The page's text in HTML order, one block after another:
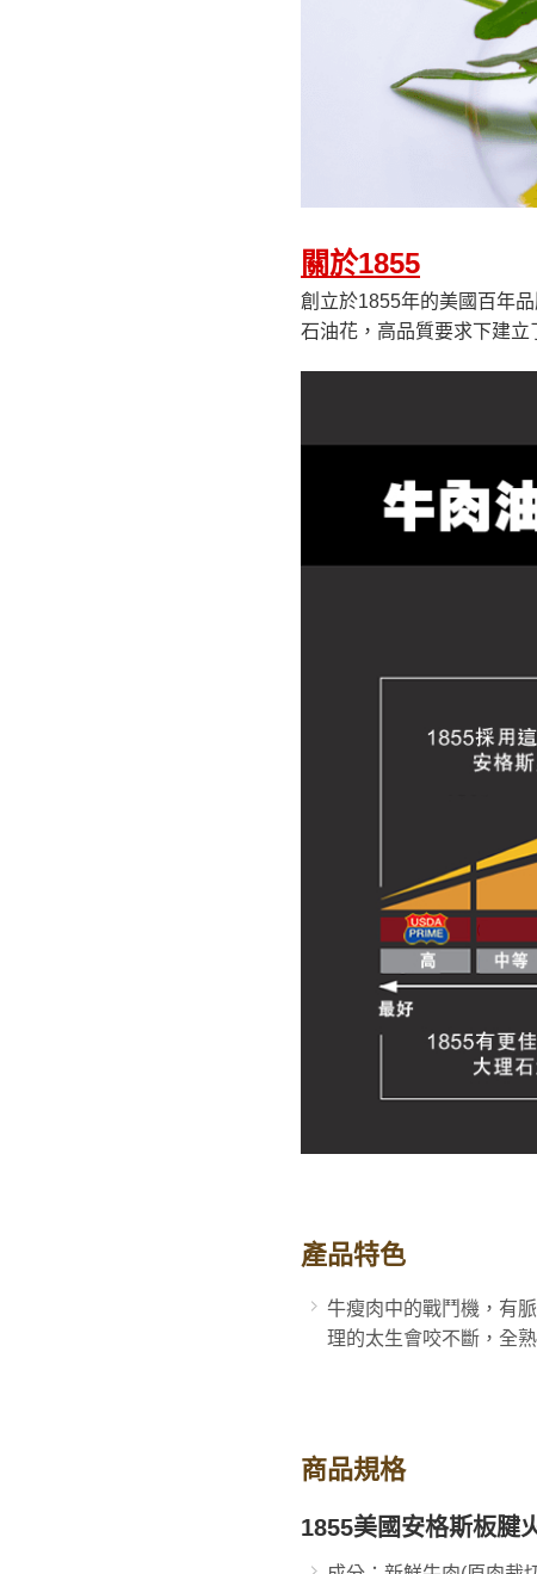
關於1855
創立於1855年的美國百年
石油花，高品質要求下建立
產品特色
牛瘦肉中的戰鬥機，有
理的太生會咬不斷，全
商品規格
1855美國安格斯板腱